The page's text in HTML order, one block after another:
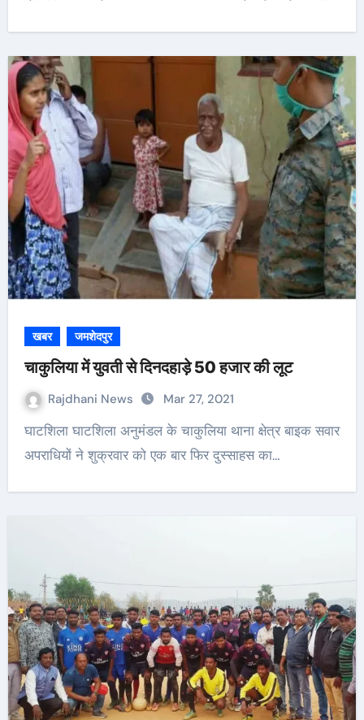
खबर जमशेदपुर
चाकुलिया में युवती से दिनदहाड़े 50 हजार की लूट
Rajdhani News Mar 27, 2021
घाटशिला घाटशिला अनुमंडल के चाकुलिया थाना क्षेत्र बाइक सवार
अपराधियों ने शुक्रवार को एक बार फिर दुस्साहस का…